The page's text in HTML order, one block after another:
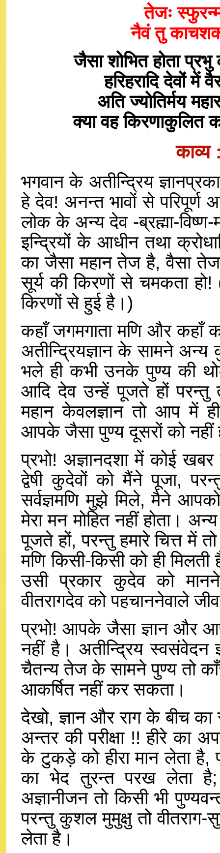
तेजः
नैवं तु
जैसा शोभित होता
हरिहरादि देवों में
अति ज्योतिर्मय
क्या वह किरणाकुलित
काव्य
भगवान के अतीन्द्रिय
हे देव! अनन्त भावों से परिपूर्ण
लोक के अन्य देव -ब्रह्मा-
इन्द्रियों के आधीन तथा
का जैसा महान तेज है, वैसा
सूर्य की किरणों से चमकता
किरणों से हुई है।)
कहाँ जगमगाता मणि और कहाँ
अतीन्द्रियज्ञान के सामने
भले ही कभी उनके पुण्य की
आदि देव उन्हें पूजते हों
महान केवलज्ञान तो आप में
आपके जैसा पुण्य दूसरों को नहीं
प्रभो! अज्ञानदशा में कोई
द्वेषी कुदेवों को मैंने पूजा,
सर्वज्ञमणि मुझे मिले, मैने
मेरा मन मोहित नहीं होता।
पूजते हों, परन्तु हमारे चित्त में
मणि किसी-किसी को ही
उसी प्रकार कुदेव को
वीतरागदेव को पहचाननेवाले
प्रभो! आपके जैसा ज्ञान और
नहीं है। अतीन्द्रिय स्वसंवेदन
चैतन्य तेज के सामने पुण्य तो
आकर्षित नहीं कर सकता।
देखो, ज्ञान और राग के बीच
अन्तर की परीक्षा !! हीरे का
के टुकड़े को हीरा मान लेता
का भेद तुरन्त परख लेता है;
अज्ञानीजन तो किसी भी
परन्तु कुशल मुमुक्षु तो
लेता है।